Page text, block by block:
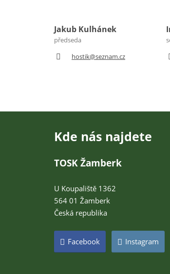
Jakub Kulhánek
předseda
hostik@seznam.cz
Kde nás najdete
TOSK Žamberk
U Koupaliště 1362
564 01 Žamberk
Česká republika
Facebook Instagram